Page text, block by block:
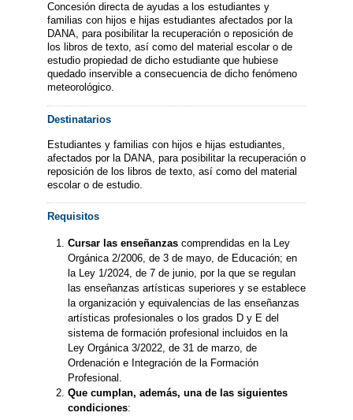
Concesión directa de ayudas a los estudiantes y
familias con hijos e hijas estudiantes afectados por la
DANA, para posibilitar la recuperación o reposición de
los libros de texto, así como del material escolar o de
estudio propiedad de dicho estudiante que hubiese
quedado inservible a consecuencia de dicho fenómeno
meteorológico.
Destinatarios
Estudiantes y familias con hijos e hijas estudiantes,
afectados por la DANA, para posibilitar la recuperación o
reposición de los libros de texto, así como del material
escolar o de estudio.
Requisitos
Cursar las enseñanzascomprendidas en la Ley
Orgánica 2/2006, de 3 de mayo, de Educación; en
la Ley 1/2024, de 7 de junio, por la que se regulan
las enseñanzas artísticas superiores y se establece
la organización y equivalencias de las enseñanzas
artísticas profesionales o los grados D y E del
sistema de formación profesional incluidos en la
Ley Orgánica 3/2022, de 31 de marzo, de
Ordenación e Integración de la Formación
Profesional.
Que cumplan, además, una de las siguientes
condiciones: